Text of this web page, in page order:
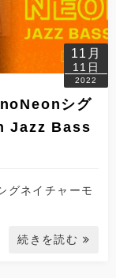
11月
11日
2022
シグ
Jazz Bass
グネイチャーモ
続きを読む